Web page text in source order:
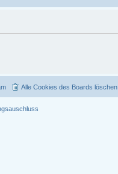
Alle Cookies des Boards löschen